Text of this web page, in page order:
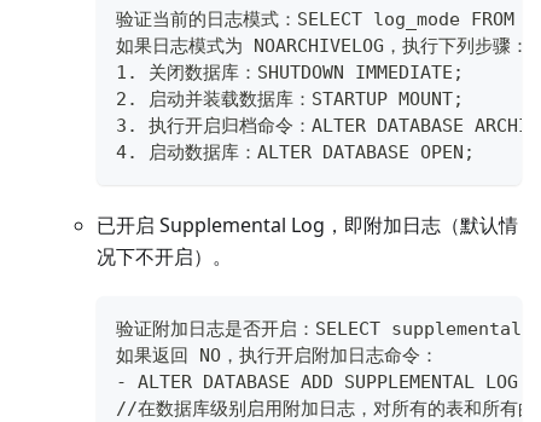
验证当前的日志模式：SELECT log_mode FROM
如果日志模式为 NOARCHIVELOG，执行下列步骤：
1. 关闭数据库：SHUTDOWN IMMEDIATE;
2. 启动并装载数据库：STARTUP MOUNT;
3. 执行开启归档命令：ALTER DATABASE
4. 启动数据库：ALTER DATABASE OPEN;
已开启 Supplemental Log，即附加日志（默认情
况下不开启）。
验证附加日志是否开启：SELECT
如果返回 NO，执行开启附加日志命令：
- ALTER DATABASE ADD SUPPLEMENTAL LOG
//在数据库级别启用附加日志，对所有的表和所有